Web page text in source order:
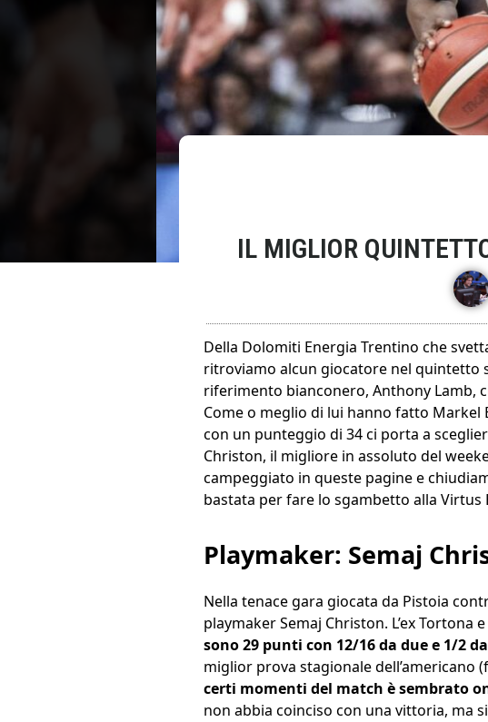
IL MIGLIOR
Della Dolomiti Energia Trentino che
ritroviamo alcun giocatore nel quintetto
riferimento bianconero, Anthony Lamb,
Come o meglio di lui hanno fatto
con un punteggio di 34 ci porta a
Christon, il migliore in assoluto del
campeggiato in queste pagine e
bastata per fare lo sgambetto alla Virtus
Playmaker: Semaj
Nella tenace gara giocata da Pistoia
playmaker Semaj Christon. L’ex Tortona
sono 29 punti con 12/16 da due e 1/2
miglior prova stagionale dell’americano
certi momenti del match è sembrato
non abbia coinciso con una vittoria, ma